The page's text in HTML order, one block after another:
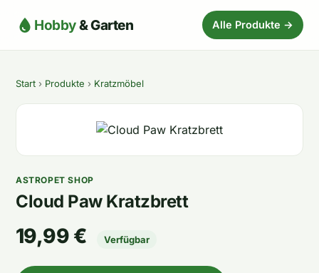
Hobby& Garten Alle Produkte →
Start › Produkte › Kratzmöbel
ASTROPET SHOP
Cloud Paw Kratzbrett
19,99 € Verfügbar